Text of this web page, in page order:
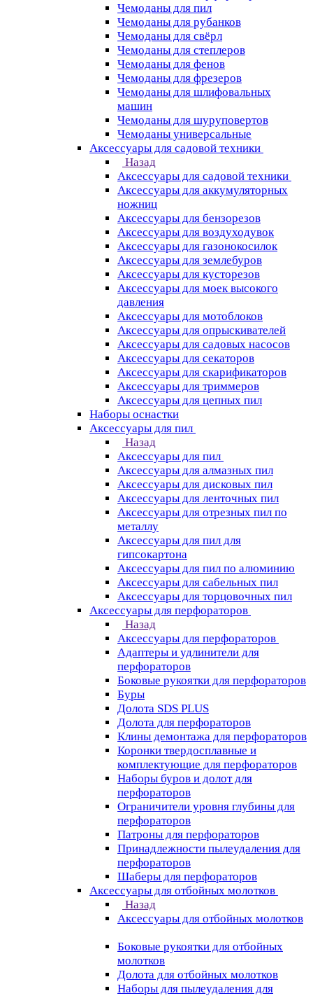
Чемоданы для пил
Чемоданы для рубанков
Чемоданы для свёрл
Чемоданы для степлеров
Чемоданы для фенов
Чемоданы для фрезеров
Чемоданы для шлифовальных
машин
Чемоданы для шуруповертов
Чемоданы универсальные
Аксессуары для садовой техники
Назад
Аксессуары для садовой техники
Аксессуары для аккумуляторных
ножниц
Аксессуары для бензорезов
Аксессуары для воздуходувок
Аксессуары для газонокосилок
Аксессуары для землебуров
Аксессуары для кусторезов
Аксессуары для моек высокого
давления
Аксессуары для мотоблоков
Аксессуары для опрыскивателей
Аксессуары для садовых насосов
Аксессуары для секаторов
Аксессуары для скарификаторов
Аксессуары для триммеров
Аксессуары для цепных пил
Наборы оснастки
Аксессуары для пил
Назад
Аксессуары для пил
Аксессуары для алмазных пил
Аксессуары для дисковых пил
Аксессуары для ленточных пил
Аксессуары для отрезных пил по
металлу
Аксессуары для пил для
гипсокартона
Аксессуары для пил по алюминию
Аксессуары для сабельных пил
Аксессуары для торцовочных пил
Аксессуары для перфораторов
Назад
Аксессуары для перфораторов
Адаптеры и удлинители для
перфораторов
Боковые рукоятки для перфораторов
Буры
Долота SDS PLUS
Долота для перфораторов
Клины демонтажа для перфораторов
Коронки твердосплавные и
комплектующие для перфораторов
Наборы буров и долот для
перфораторов
Ограничители уровня глубины для
перфораторов
Патроны для перфораторов
Принадлежности пылеудаления для
перфораторов
Шаберы для перфораторов
Аксессуары для отбойных молотков
Назад
Аксессуары для отбойных молотков
Боковые рукоятки для отбойных
молотков
Долота для отбойных молотков
Наборы для пылеудаления для